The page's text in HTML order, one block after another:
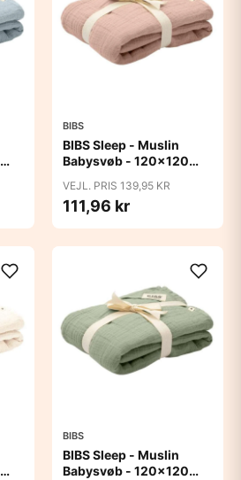
BIBS
BIBS Sleep - Muslin
Babysvøb - 120x120
VEJL. PRIS 139,95 KR
111,96 kr
BIBS
BIBS Sleep - Muslin
Babysvøb - 120x120